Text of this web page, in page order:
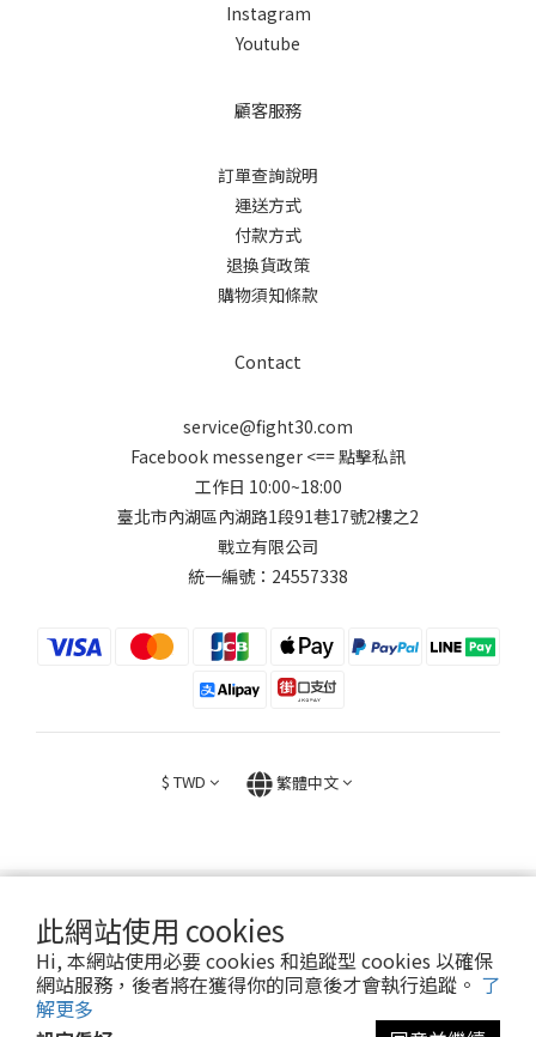
此網站使用 cookies
Hi, 本網站使用必要 cookies 和追蹤型 cookies 以確保
網站服務，後者將在獲得你的同意後才會執行追蹤。 了
解更多
Instagram
Youtube
顧客服務
訂單查詢說明
運送方式
付款方式
退換貨政策
購物須知條款
Contact
service@fight30.com
Facebook messenger <== 點擊私訊
工作日 10:00~18:00
臺北市內湖區內湖路1段91巷17號2樓之2
戰立有限公司
統一編號：24557338
$ TWD 繁體中文
2026 © FIGHT30 ｜ 官方音樂周邊商品與專輯。專售。